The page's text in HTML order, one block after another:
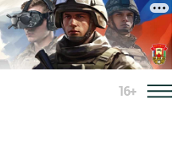
16+